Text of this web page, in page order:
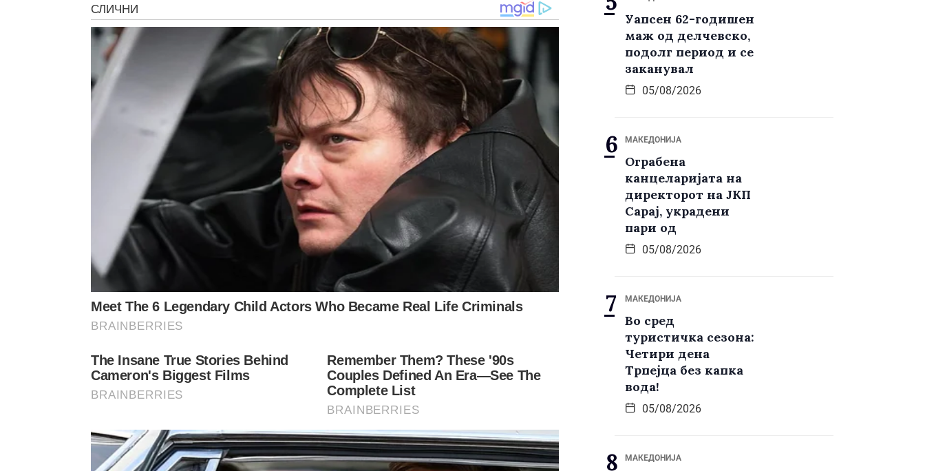
Уапсен 62-годишен
маж од делчевско,
подолг период и се
заканувал
05/08/2026
МАКЕДОНИЈА
Ограбена
канцеларијата на
директорот на ЈКП
Сарај, украдени
пари од
05/08/2026
МАКЕДОНИЈА
Во сред
туристичка сезона:
Четири дена
Трпејца без капка
вода!
05/08/2026
МАКЕДОНИЈА